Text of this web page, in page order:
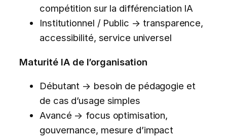
compétition sur la différenciation IA
Institutionnel / Public → transparence,
accessibilité, service universel
Maturité IA de l’organisation
Débutant → besoin de pédagogie et
de cas d’usage simples
Avancé → focus optimisation,
gouvernance, mesure d’impact